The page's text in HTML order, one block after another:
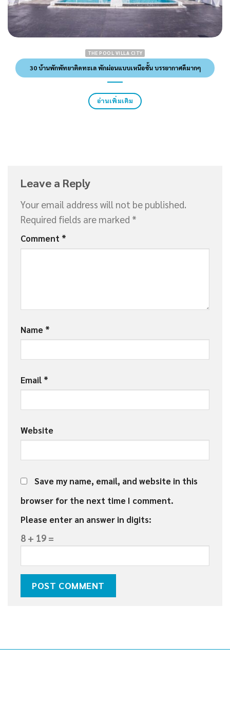
THE POOL VILLA CITY
30 บ้านพักพัทยาติดทะเล พักผ่อนแบบเหนือชั้น บรรยากาศดีมากๆ
อ่านเพิ่มเติม
Leave a Reply
Your email address will not be published.
Required fields are marked *
Comment *
Name *
Email *
Website
Save my name, email, and website in this
browser for the next time I comment.
Please enter an answer in digits:
8 + 19 =